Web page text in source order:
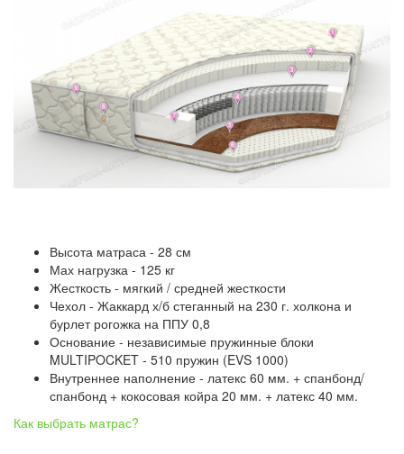
Высота матраса - 28 см
Мах нагрузка - 125 кг
Жесткость - мягкий / средней жесткости
Чехол - Жаккард х/б стеганный на 230 г. холкона и
бурлет рогожка на ППУ 0,8
Основание - независимые пружинные блоки
MULTIPOCKET - 510 пружин (EVS 1000)
Внутреннее наполнение - латекс 60 мм. + спанбонд/
спанбонд + кокосовая койра 20 мм. + латекс 40 мм.
Как выбрать матрас?